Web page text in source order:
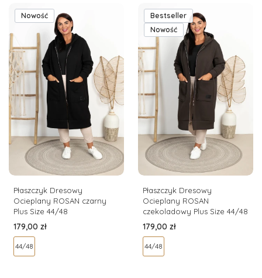
Nowość
Płaszczyk Dresowy
Ocieplany ROSAN czarny
Plus Size 44/48
Cena
179,00 zł
44/48
Bestseller
Nowość
Płaszczyk Dresowy
Ocieplany ROSAN
czekoladowy Plus Size 44/48
Cena
179,00 zł
44/48